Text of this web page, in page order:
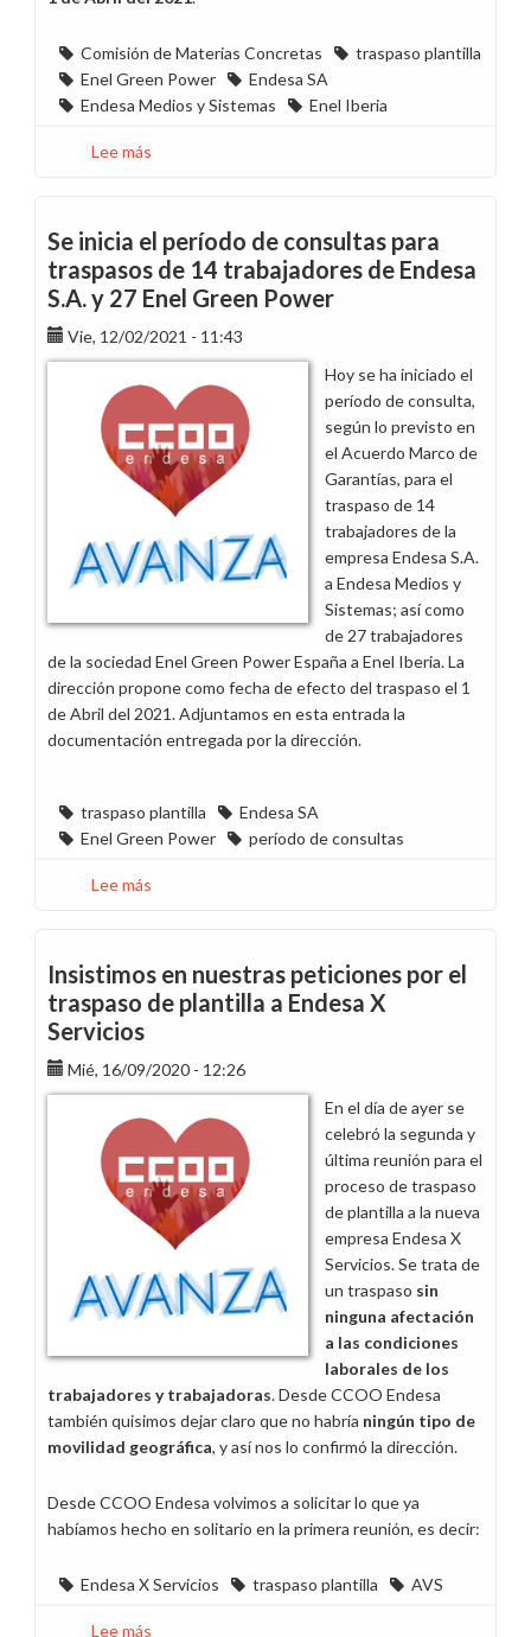
Comisión de Materias Concretas
traspaso plantilla
Enel Green Power
Endesa SA
Endesa Medios y Sistemas
Enel Iberia
Lee más
por
el
traspaso
de
trabajadores
de
Endesa
S.A.
y
Enel
Green
Power
España
Se inicia el período de consultas para
traspasos de 14 trabajadores de Endesa
S.A. y 27 Enel Green Power
Vie, 12/02/2021 - 11:43
Hoy se ha iniciado el
período de consulta,
según lo previsto en
el Acuerdo Marco de
Garantías, para el
traspaso de 14
trabajadores de la
empresa Endesa S.A.
a Endesa Medios y
Sistemas; así como
de 27 trabajadores
de la sociedad Enel Green Power España a Enel Iberia. La
dirección propone como fecha de efecto del traspaso el 1
de Abril del 2021. Adjuntamos en esta entrada la
documentación entregada por la dirección.
traspaso plantilla
Endesa SA
Enel Green Power
período de consultas
Lee más
período
de
para
traspasos
de
trabajadores
de
Endesa
S.A.
y
27
Green
Insistimos en nuestras peticiones por el
traspaso de plantilla a Endesa X
Servicios
Mié, 16/09/2020 - 12:26
En el día de ayer se
celebró la segunda y
última reunión para el
proceso de traspaso
de plantilla a la nueva
empresa Endesa X
Servicios. Se trata de
un traspaso sin
ninguna afectación
a las condiciones
laborales de los
trabajadores y trabajadoras. Desde CCOO Endesa
también quisimos dejar claro que no habría ningún tipo de
movilidad geográfica, y así nos lo confirmó la dirección.
Desde CCOO Endesa volvimos a solicitar lo que ya
habíamos hecho en solitario en la primera reunión, es decir:
Endesa X Servicios traspaso plantilla AVS
Lee más